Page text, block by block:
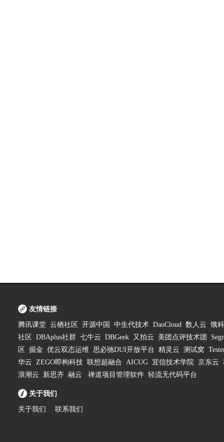
友情链接
腾讯课堂 云栖社区 开源中国 中生代技术 DaoCloud 数人云 饿
社区
DBAplus社群 七牛云 DBGeek 又拍云 美团点评技术团
区
掘金 优云双态运维 思必驰DUI开放平台 精灵云 测试窝
华云 ZEGO即构科技 联想超融合 AICUG 宜信技术学院 京东云
浪潮云
新思齐 融云 禅道项目管理软件 轻流无代码平台
关于我们
关于我们 联系我们